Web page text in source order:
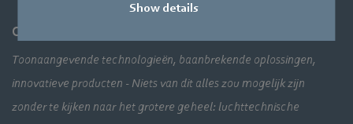
Show details
Onderneming
Toonaangevende technologieën, baanbrekende oplossingen,
innovatieve producten - Niets van dit alles zou mogelijk zijn
zonder te kijken naar het grotere geheel: luchttechnische